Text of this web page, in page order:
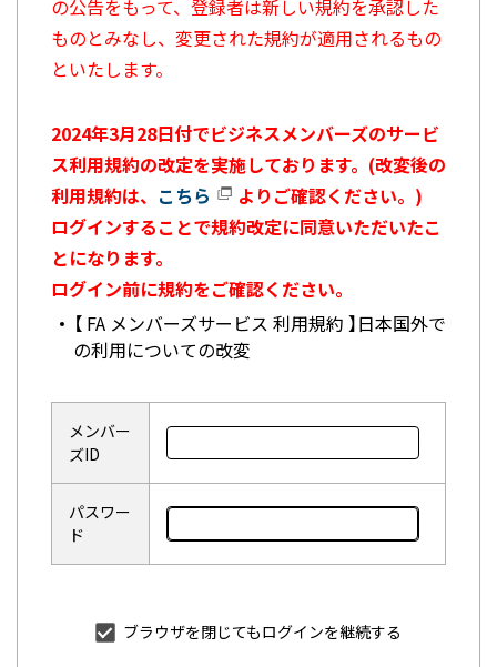
の公告をもって、登録者は新しい規約を承認した
ものとみなし、変更された規約が適用されるもの
といたします。
2024年3月28日付でビジネスメンバーズのサービ
ス利用規約の改定を実施しております。(改変後の
利用規約は、 こちら
よりご確認ください。)
ログインすることで規約改定に同意いただいたこ
とになります。
ログイン前に規約をご確認ください。
【 FA メンバーズサービス 利用規約 】日本国外で
の利用についての改変
メンバー
ズID
パスワー
ド
ブラウザを閉じてもログインを継続する